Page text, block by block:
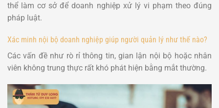
thể làm cơ sở để doanh nghiệp xử lý vi phạm theo đúng
pháp luật.
Xác minh nội bộ doanh nghiệp giúp người quản lý như thế nào?
Các vấn đề như rò rỉ thông tin, gian lận nội bộ hoặc nhân
viên không trung thực rất khó phát hiện bằng mắt thường.